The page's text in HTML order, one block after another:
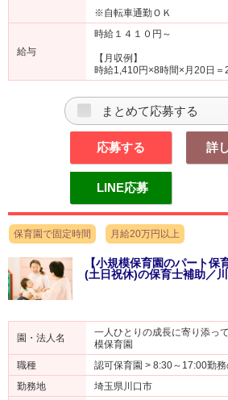
※自転車通勤ＯＫ
給与
時給１４１０円～
【月収例】
時給1,410円×8時間×月20日＝
まとめて応募する
応募する 詳
LINE応募
保育園で固定時間 月給20万円以上
【小規模保育園のパート
(土日祝休)の保育士補助／
園・法人名
一人ひとりの成長に寄り添っ
模保育園
職種
認可保育園 > 8:30～17:00勤
勤務地
埼玉県川口市